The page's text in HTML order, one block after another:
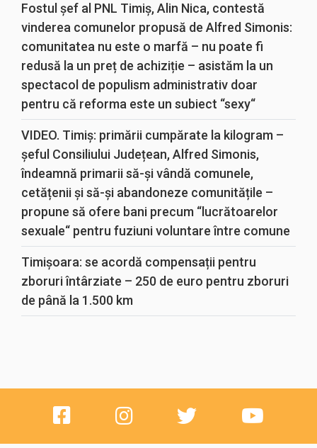
Fostul șef al PNL Timiș, Alin Nica, contestă
vinderea comunelor propusă de Alfred Simonis:
comunitatea nu este o marfă – nu poate fi
redusă la un preț de achiziție – asistăm la un
spectacol de populism administrativ doar
pentru că reforma este un subiect “sexy“
VIDEO. Timiș: primării cumpărate la kilogram –
șeful Consiliului Județean, Alfred Simonis,
îndeamnă primarii să-și vândă comunele,
cetățenii și să-și abandoneze comunitățile –
propune să ofere bani precum “lucrătoarelor
sexuale“ pentru fuziuni voluntare între comune
Timișoara: se acordă compensații pentru
zboruri întârziate – 250 de euro pentru zboruri
de până la 1.500 km